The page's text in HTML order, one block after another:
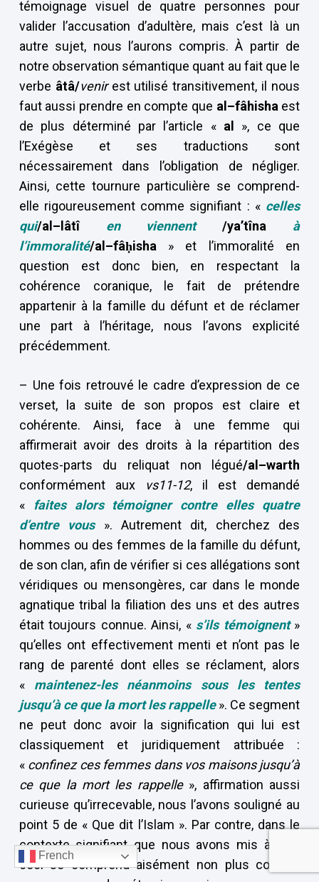
témoignage visuel de quatre personnes pour
valider l’accusation d’adultère, mais c’est là un
autre sujet, nous l’aurons compris. À partir de
notre observation sémantique quant au fait que le
verbe âtâ/venirest utilisé transitivement, il nous
faut aussi prendre en compte que al–fâhisha est
de plus déterminé par l’article « al
», ce que
l’Exégèse et ses traductions sont
nécessairement dans l’obligation de négliger.
Ainsi, cette tournure particulière se comprend-
elle rigoureusement comme signifiant : « celles
qui/al–lâtî en viennent/ya’tîna
à
l’immoralité/al–fâḥisha » et l’immoralité en
question est donc bien, en respectant la
cohérence coranique, le fait de prétendre
appartenir à la famille du défunt et de réclamer
une part à l’héritage, nous l’avons explicité
précédemment.
– Une fois retrouvé le cadre d’expression de ce
verset, la suite de son propos est claire et
cohérente. Ainsi, face à une femme qui
affirmerait avoir des droits à la répartition des
quotes-parts du reliquat non légué/al–warth
conformément aux vs11-12, il est demandé
«
faites alors témoigner contre elles quatre
d’entre vous ». Autrement dit, cherchez des
hommes ou des femmes de la famille du défunt,
de son clan, afin de vérifier si ces allégations sont
véridiques ou mensongères, car dans le monde
agnatique tribal la filiation des uns et des autres
était toujours connue. Ainsi, « s’ils témoignent »
qu’elles ont effectivement menti et n’ont pas le
rang de parenté dont elles se réclament, alors
« maintenez-les néanmoins sous les tentes
jusqu’à ce que la mort les rappelle». Ce segment
ne peut donc avoir la signification qui lui est
classiquement et juridiquement attribuée :
« confinez ces femmes dans vos maisons jusqu’à
ce que la mort les rappelle », affirmation aussi
curieuse qu’irrecevable, nous l’avons souligné au
point 5 de « Que dit l’Islam ». Par contre, dans le
contexte signifiant que nous avons mis à jour,
ceci se comprend aisément non plus comme
French